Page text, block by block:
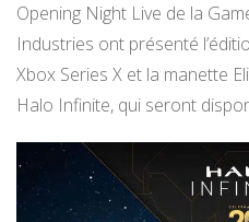
Opening Night Live de la
Industries ont présenté
Xbox Series X et la manette
Halo Infinite, qui seront